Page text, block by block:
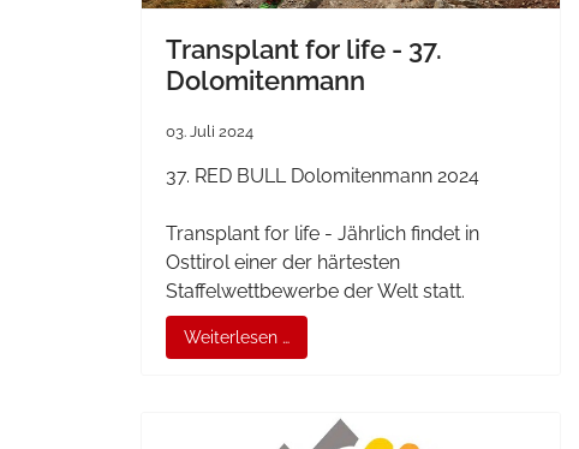
Transplant for life - 37.
Dolomitenmann
03. Juli 2024
37. RED BULL Dolomitenmann 2024
Transplant for life - Jährlich findet in
Osttirol einer der härtesten
Staffelwettbewerbe der Welt statt.
Weiterlesen …